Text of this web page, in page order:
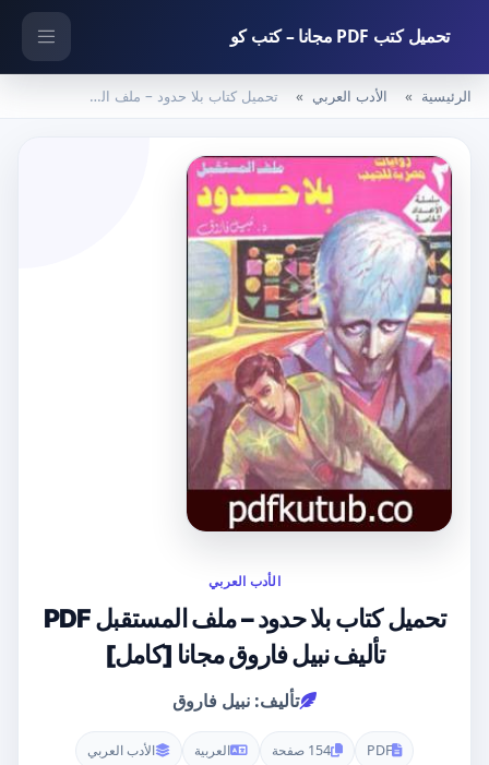
تحميل كتب PDF مجانا – كتب كو
الرئيسية الأدب العربي تحميل كتاب بلا حدود – ملف المستقبل PDF تأليف نبيل فاروق مجانا [كامل]
الأدب العربي
تحميل كتاب بلا حدود – ملف المستقبل PDF
تأليف نبيل فاروق مجانا [كامل]
تأليف: نبيل فاروق
PDF 154 صفحة العربية الأدب العربي